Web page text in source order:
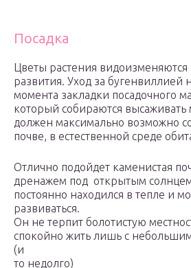
Посадка
Цветы растения видоизменяются
развития. Уход за бугенвиллией
момента закладки посадочного
который собираются высаживать
должен максимально возможно
почве, в естественной среде
Отлично подойдет каменистая
дренажем под открытым
постоянно находился в тепле и
развиваться.
Он не терпит болотистую
спокойно жить лишь с
(и
то недолго)